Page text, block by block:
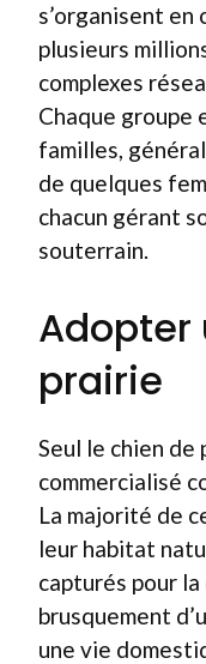
s’organisent
plusieurs
complexes
Chaque groupe
familles,
de quelques
chacun gérant
souterrain.
Adopter
prairie
Seul le chien
commercialisé
La majorité de
leur habitat
capturés pour
brusquement
une vie